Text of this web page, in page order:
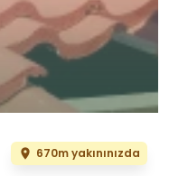
670m yakınınızda